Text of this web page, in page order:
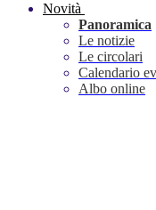
Novità
Panoramica
Le notizie
Le circolari
Calendario
Albo online